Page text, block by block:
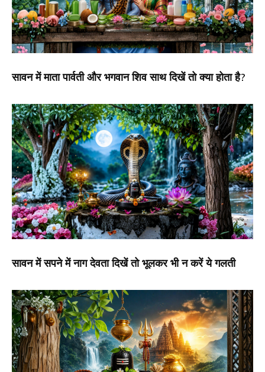
सावन में माता पार्वती और भगवान शिव साथ दिखें तो क्या होता है?
सावन में सपने में नाग देवता दिखें तो भूलकर भी न करें ये गलती